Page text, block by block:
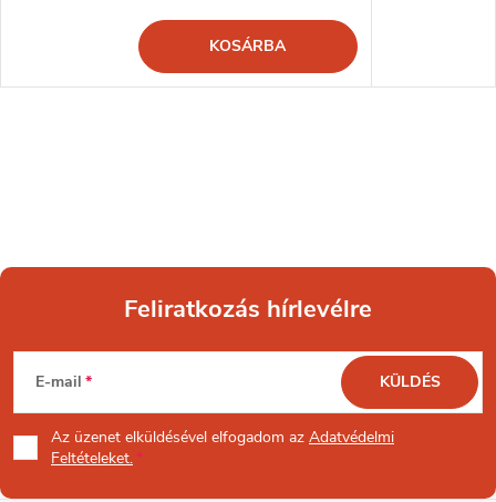
KOSÁRBA
L
á
b
Feliratkozás hírlevélre
E-mail
Az üzenet elküldésével elfogadom az Adatvédelmi
Feltételeket.
KÜLDÉS